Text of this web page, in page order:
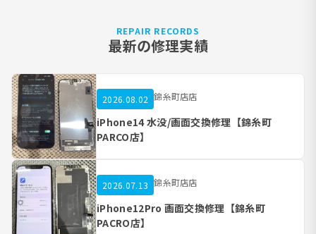
REPAIR RECORDS
最新の修理実績
2026.08.02 錦糸町店店
iPhone14 水没/画面交換修理【錦糸町
PARCO店】
2026.07.13 錦糸町店店
iPhone12Pro 画面交換修理【錦糸町
PACRO店】